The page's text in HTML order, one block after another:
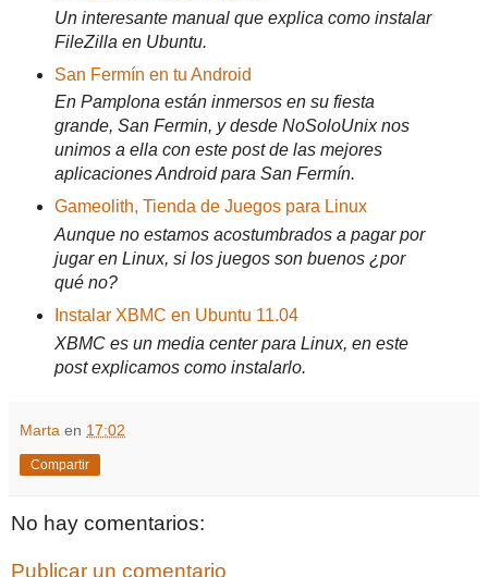
Un interesante manual que explica como instalar
FileZilla en Ubuntu.
San Fermín en tu Android
En Pamplona están inmersos en su fiesta
grande, San Fermin, y desde NoSoloUnix nos
unimos a ella con este post de las mejores
aplicaciones Android para San Fermín.
Gameolith, Tienda de Juegos para Linux
Aunque no estamos acostumbrados a pagar por
jugar en Linux, si los juegos son buenos ¿por
qué no?
Instalar XBMC en Ubuntu 11.04
XBMC es un media center para Linux, en este
post explicamos como instalarlo.
Marta en 17:02
Compartir
No hay comentarios:
Publicar un comentario